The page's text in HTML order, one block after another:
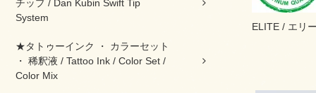
チップ / Dan Kubin Swift Tip
System
★タトゥーインク ・ カラーセット
・ 稀釈液 / Tattoo Ink / Color Set /
Color Mix
ELITE / エリ